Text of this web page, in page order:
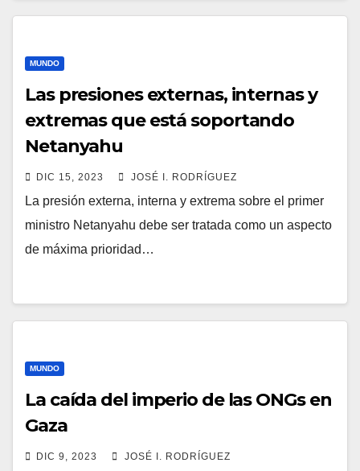
MUNDO
Las presiones externas, internas y
extremas que está soportando
Netanyahu
DIC 15, 2023 JOSÉ I. RODRÍGUEZ
La presión externa, interna y extrema sobre el primer
ministro Netanyahu debe ser tratada como un aspecto
de máxima prioridad…
MUNDO
La caída del imperio de las ONGs en
Gaza
DIC 9, 2023 JOSÉ I. RODRÍGUEZ